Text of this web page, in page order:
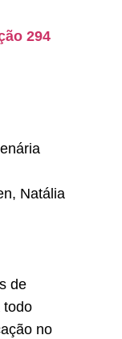
294
Natália
de
todo
no